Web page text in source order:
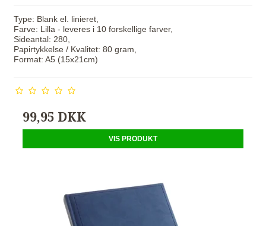
Type: Blank el. linieret,
Farve: Lilla - leveres i 10 forskellige farver,
Sideantal: 280,
Papirtykkelse / Kvalitet: 80 gram,
Format: A5 (15x21cm)
99,95 DKK
VIS PRODUKT